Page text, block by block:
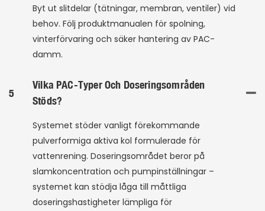
Byt ut slitdelar (tätningar, membran, ventiler) vid
behov. Följ produktmanualen för spolning,
vinterförvaring och säker hantering av PAC-
damm.
5
Vilka PAC-Typer Och Doseringsområden
Stöds?
Systemet stöder vanligt förekommande
pulverformiga aktiva kol formulerade för
vattenrening. Doseringsområdet beror på
slamkoncentration och pumpinställningar –
systemet kan stödja låga till måttliga
doseringshastigheter lämpliga för